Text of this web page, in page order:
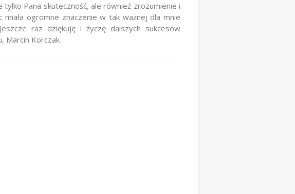
Pana skuteczność, ale również zrozumienie i
ogromne znaczenie w tak ważnej dla mnie
raz dziękuję i życzę dalszych sukcesów
Marcin Korczak